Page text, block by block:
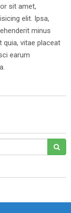
sit amet,
elit. Ipsa,
minus
quia, vitae placeat
earum